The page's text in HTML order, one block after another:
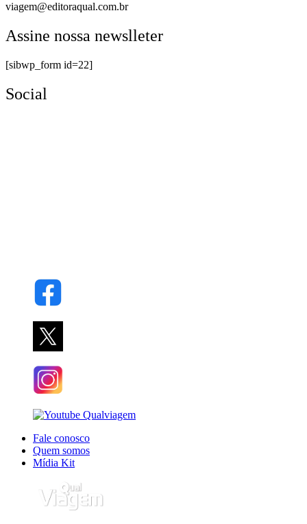
viagem@editoraqual.com.br
Assine nossa newslleter
[sibwp_form id=22]
Social
Fale conosco
Quem somos
Mídia Kit